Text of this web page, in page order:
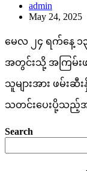
admin
May 24, 2025
မေလ ၂၄ ရက်နေ့ ၁
အတွင်းသို့ အကြမ်းဖ
သူများအား ဖမ်းဆီ
သတင်းပေးပို့သည့်အ
Search